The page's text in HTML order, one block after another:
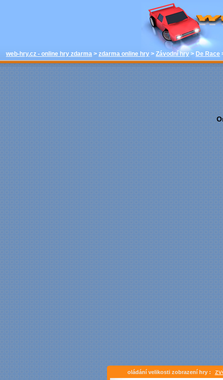
web-hry.cz - online hry zdarma > zdarma online hry > Závodní hry> De Race
hrát - De
online hry
oládání velikosti zobrazení hry :